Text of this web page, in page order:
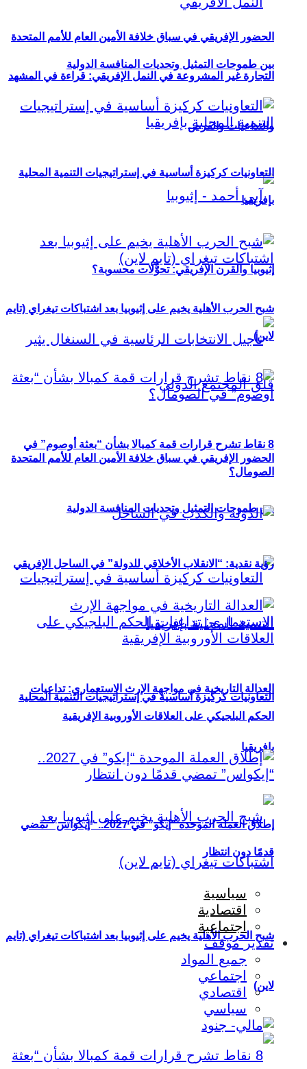
التجارة غير المشروعة في النمل الإفريقي: قراءة في المشهد
والتداعيات والفرص
إثيوبيا والقرن الإفريقي: تحوُّلات محسوبة؟
الحضور الإفريقي في سباق خلافة الأمين العام للأمم المتحدة
بين طموحات التمثيل وتحديات المنافسة الدولية
التعاونيات كركيزة أساسية في إستراتيجيات التنمية المحلية
بإفريقيا
شبح الحرب الأهلية يخيم على إثيوبيا بعد اشتباكات تيغراي (تايم
لاين)
الحضور الإفريقي في سباق خلافة الأمين العام للأمم المتحدة
بين طموحات التمثيل وتحديات المنافسة الدولية
التعاونيات كركيزة أساسية في إستراتيجيات التنمية المحلية
بإفريقيا
شبح الحرب الأهلية يخيم على إثيوبيا بعد اشتباكات تيغراي (تايم
لاين)
8 نقاط تشرح قرارات قمة كمبالا بشأن “بعثة أوصوم” في
الصومال؟
رؤية نقدية: “الانقلاب الأخلاقي للدولة” في الساحل الإفريقي
العدالة التاريخية في مواجهة الإرث الاستعماري: تداعيات
الحكم البلجيكي على العلاقات الأوروبية الإفريقية
إطلاق العملة الموحدة “إيكو” في 2027.. “إيكواس” تمضي
قدمًا دون انتظار
سياسية
اقتصادية
اجتماعية
تقدير موقف
جميع المواد
اجتماعي
اقتصادي
سياسي